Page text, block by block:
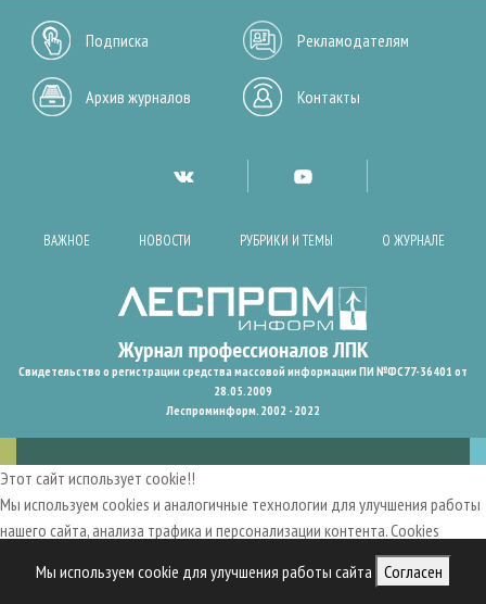
Мы используем cookie для улучшения работы сайта Согласен
Подписка Рекламодателям
Архив журналов Контакты
ВАЖНОЕ НОВОСТИ РУБРИКИ И ТЕМЫ О ЖУРНАЛЕ
Свидетельство о регистрации средства массовой информации ПИ №ФС77-36401 от
28.05.2009
Леспроминформ. 2002 - 2022
Этот сайт использует cookie!!
Мы используем cookies и аналогичные технологии для улучшения работы
нашего сайта, анализа трафика и персонализации контента. Cookies
пользовательский опыт